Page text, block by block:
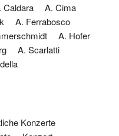
Caldara
A. Cima
A. Ferrabosco
A. Hofer
A. Scarlatti
Konzerte